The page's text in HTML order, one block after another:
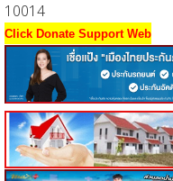
10014
Click Donate Support Web